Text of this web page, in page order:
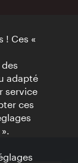
! Ces «
adapté
service
ces